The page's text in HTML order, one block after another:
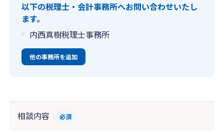
以下の税理士・会計事務所へお問い合わせいたし
ます。
内西真樹税理士事務所
他の事務所を追加
相談内容 必須